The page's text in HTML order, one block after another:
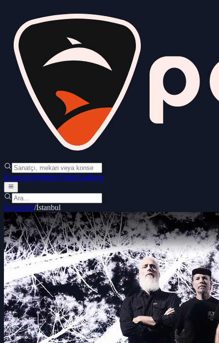
KonserlerŞehirlerTürlerAraİndir
Konserler/İstanbul